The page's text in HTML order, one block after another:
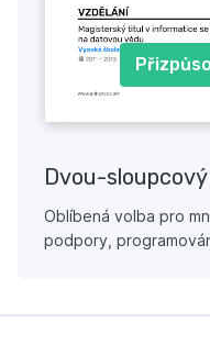
Dvou-sloupcový
Oblíbená volba pro
podpory,